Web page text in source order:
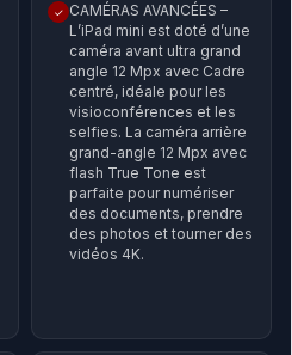
✓ CAMÉRAS AVANCÉES –
L’iPad mini est doté d’une
caméra avant ultra grand
angle 12 Mpx avec Cadre
centré, idéale pour les
visioconférences et les
selfies. La caméra arrière
grand-angle 12 Mpx avec
flash True Tone est
parfaite pour numériser
des documents, prendre
des photos et tourner des
vidéos 4K.